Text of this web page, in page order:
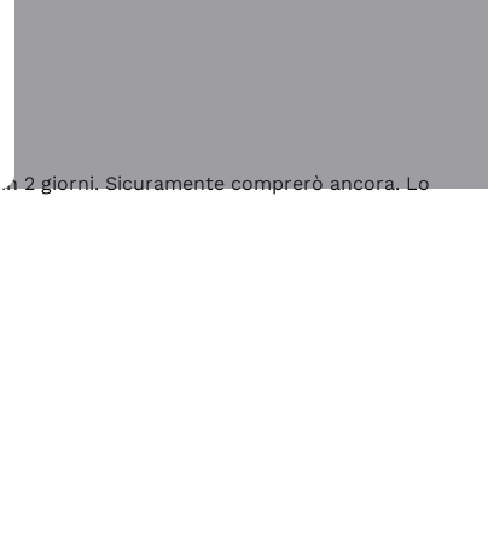
2 giorni. Sicuramente comprerò ancora. Lo